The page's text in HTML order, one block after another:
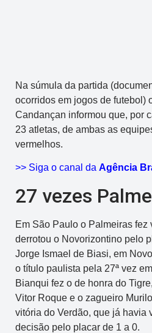
Na súmula da partida
ocorridos em jogos de futebol)
Candançan informou que, por
23 atletas, de ambas as
vermelhos.
>> Siga o canal da Agência
27 vezes
Em São Paulo o Palmeiras fez
derrotou o Novorizontino pelo
Jorge Ismael de Biasi, em
o título paulista pela 27ª vez
Bianqui fez o de honra do
Vitor Roque e o zagueiro
vitória do Verdão, que já havia
decisão pelo placar de 1 a 0.